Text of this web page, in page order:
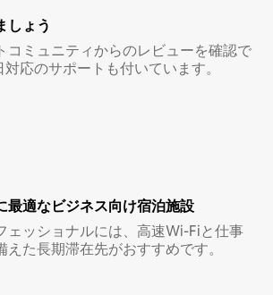
しょう
コミュニティからのレビューを確認で
応のサポートも付いています。
最⁠適⁠なビ⁠ジ⁠ネ⁠ス⁠向⁠け宿⁠泊⁠施⁠設
ェッショナルには、高速Wi-Fiと仕事
た長期滞在先がおすすめです。